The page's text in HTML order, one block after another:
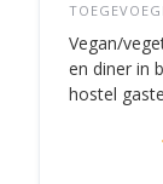
Vegan/
en diner in
hostel